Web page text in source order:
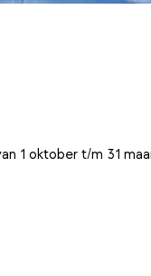
1 oktober t/m 31